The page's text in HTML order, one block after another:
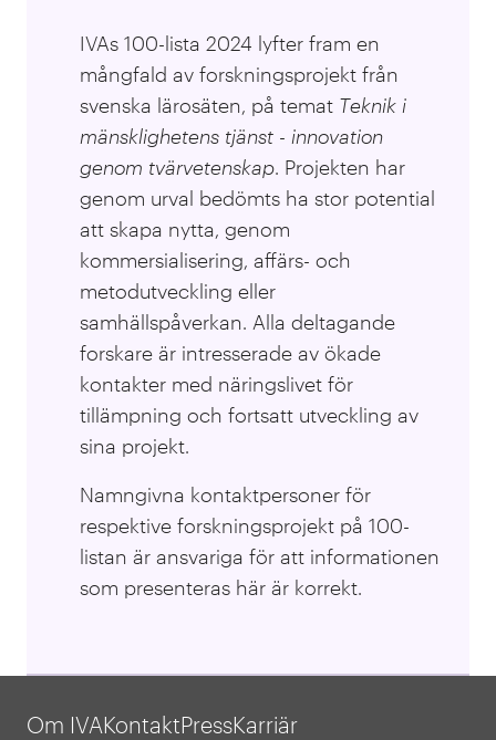
IVAs 100-lista 2024 lyfter fram en
mångfald av forskningsprojekt från
svenska lärosäten, på temat Teknik i
mänsklighetens tjänst - innovation
genom tvärvetenskap. Projekten har
genom urval bedömts ha stor potential
att skapa nytta, genom
kommersialisering, affärs- och
metodutveckling eller
samhällspåverkan. Alla deltagande
forskare är intresserade av ökade
kontakter med näringslivet för
tillämpning och fortsatt utveckling av
sina projekt.
Namngivna kontaktpersoner för
respektive forskningsprojekt på 100-
listan är ansvariga för att informationen
som presenteras här är korrekt.
Om IVAKontaktPressKarriär